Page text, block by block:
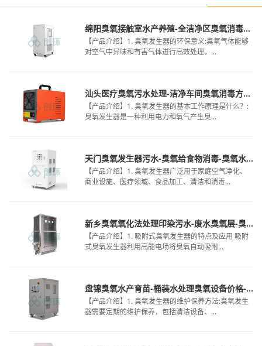
绵阳臭氧接触室水产养殖-全洁净区臭氧消毒浓度-桶装水臭氧去除
【产品介绍】1. 臭氧发生器的环保意义:臭氧气体能够
对空气中异味和有害气体进行高效处理，...
汕头医疗臭氧污水处理-洁净车间臭氧消毒方法-大棚葡萄臭氧消毒
【产品介绍】1. 臭氧发生器的基本工作原理是什么？:
臭氧发生器是一种利用电力和氧气产生臭...
天门臭氧发生器污水-臭氧给食物消毒-臭氧水种植
【产品介绍】1. 臭氧发生器广泛用于家庭空气净化、
商业设施、医疗领域、食品加工、清洁和消毒...
新乡臭氧氧化法处理印染污水-废水臭氧层-臭氧水机价格
【产品介绍】1. 吸附式臭氧发生器的特点及应用 吸附
式臭氧发生器利用高能电场将臭氧自动吸附...
盘锦臭氧水产育苗-桶装水处理臭氧设备价格-臭氧与污水接触消毒时间
【产品介绍】1. 臭氧发生器的维护保养方法:臭氧发生
器需要定期的维护保养，包括清洁设备、...